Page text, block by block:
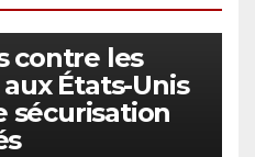
contre les
États-Unis
sécurisation